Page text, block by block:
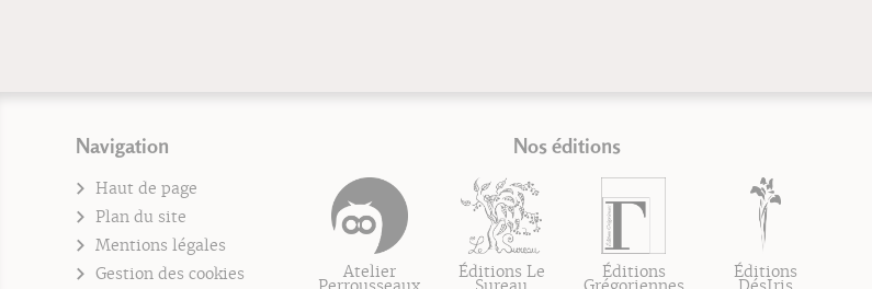
Navigation
Haut de page
Plan du site
Mentions légales
Gestion des cookies
Nos éditions
Atelier Éditions Le Éditions Éditions